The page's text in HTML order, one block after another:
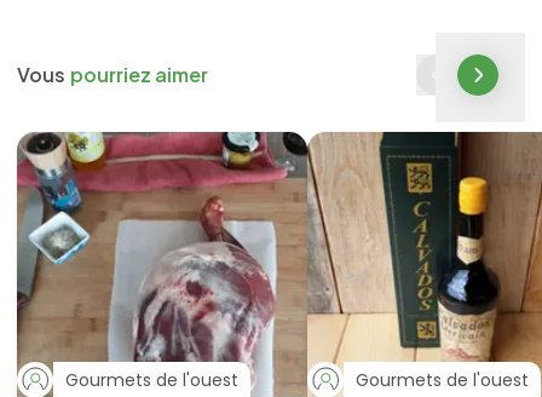
Vous pourriez aimer
Gourmets de l'ouest Gourmets de l'ouest